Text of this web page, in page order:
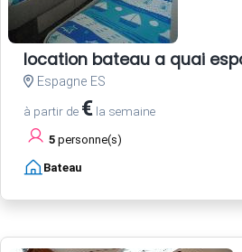
location bateau a quai
Espagne ES
à partir de € la semaine
5 personne(s)
Bateau